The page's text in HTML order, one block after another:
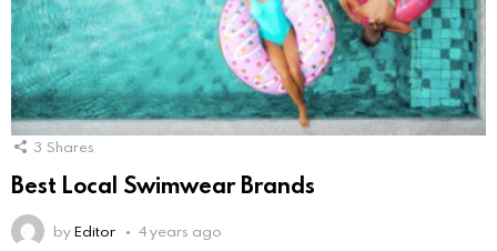
3 Shares
Best Local Swimwear Brands
byEditor 4 years ago